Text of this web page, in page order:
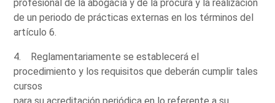
profesional de la abogacía y de la procura y la realización
de un periodo de prácticas externas en los términos del
artículo 6.
4. Reglamentariamente se establecerá el
procedimiento y los requisitos que deberán cumplir tales
cursos
para su acreditación periódica en lo referente a su